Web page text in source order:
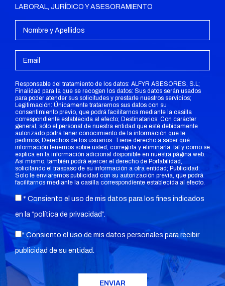
LABORAL, JURÍDICO Y ASESORAMIENTO
Responsable del tratamiento de los datos: ALFYR ASESORES, S.L;
Finalidad para la que se recogen los datos: Sus datos serán usados
para poder atender sus solicitudes y prestarle nuestros servicios;
Legitimación: Únicamente trataremos sus datos con su
consentimiento previo, que podrá facilitarnos mediante la casilla
correspondiente establecida al efecto; Destinatarios: Con carácter
general, sólo el personal de nuestra entidad que esté debidamente
autorizado podrá tener conocimiento de la información que le
pedimos; Derechos de los usuarios: Tiene derecho a saber qué
información tenemos sobre usted, corregirla y eliminarla, tal y como se
explica en la información adicional disponible en nuestra página web.
Así mismo, también podrá ejercer el derecho de Portabilidad,
solicitando el traspaso de su información a otra entidad; Publicidad:
Solo le enviaremos publicidad con su autorización previa, que podrá
facilitarnos mediante la casilla correspondiente establecida al efecto.
* Consiento el uso de mis datos para los fines indicados
en la “política de privacidad”.
* Consiento el uso de mis datos personales para recibir
publicidad de su entidad.